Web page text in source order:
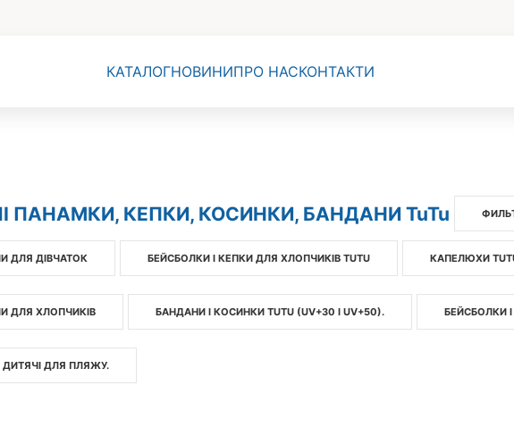
КАТАЛОГНОВИНИПРО НАСКОНТАКТИ
ПАНАМКИ, КЕПКИ, КОСИНКИ, БАНДАНИ TuTu
ДЛЯ ДІВЧАТОК БЕЙСБОЛКИ І КЕПКИ ДЛЯ ХЛОПЧИКІВ TUTU КАПЕЛЮХИ
ДЛЯ ХЛОПЧИКІВ БАНДАНИ І КОСИНКИ TUTU (UV+30 І UV+50). БЕЙСБОЛКИ
ДЛЯ ПЛЯЖУ.